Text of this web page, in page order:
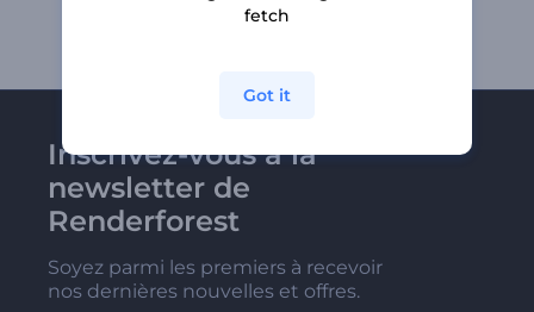
Inscrivez-vous à la
newsletter de
Renderforest
Soyez parmi les premiers à recevoir
nos dernières nouvelles et offres.
fetch
Got it